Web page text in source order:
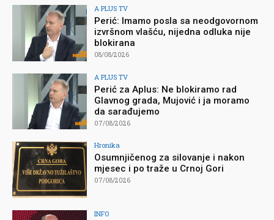
A PLUS TV
Perić: Imamo posla sa neodgovornom
izvršnom vlašću, nijedna odluka nije
blokirana
08/08/2026
A PLUS TV
Perić za Aplus: Ne blokiramo rad
Glavnog grada, Mujović i ja moramo
da sarađujemo
07/08/2026
Hronika
Osumnjičenog za silovanje i nakon
mjesec i po traže u Crnoj Gori
07/08/2026
INFO